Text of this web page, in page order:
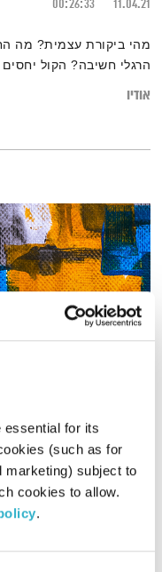
essential for its
(such as for
marketing) subject to
cookies to allow.
.
11.04.21
00:26:33
מהי ביקורת עצמית? מה
הרגלי חשיבה? הקול
אודיו
התעוררות
גליה גלעדי
15.04.20
01:29:14
גליה גלעדי מזמינה אתכם
אודיו